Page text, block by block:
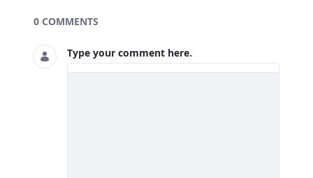
Asset Publisher
0 COMMENTS
Type your comment here.